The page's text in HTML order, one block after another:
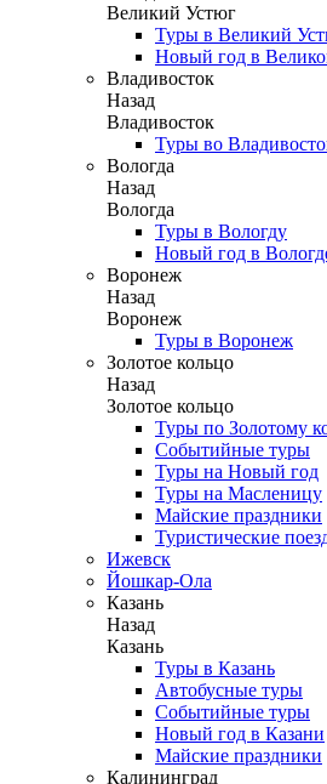
Великий Устюг
Туры в Великий
Новый год в
Владивосток
Назад
Владивосток
Туры во
Вологда
Назад
Вологда
Туры в Вологду
Новый год в
Воронеж
Назад
Воронеж
Туры в Воронеж
Золотое кольцо
Назад
Золотое кольцо
Туры по Золотому
Событийные туры
Туры на Новый год
Туры на Масленицу
Майские праздники
Туристические
Ижевск
Йошкар-Ола
Казань
Назад
Казань
Туры в Казань
Автобусные туры
Событийные туры
Новый год в Казани
Майские праздники
Калининград